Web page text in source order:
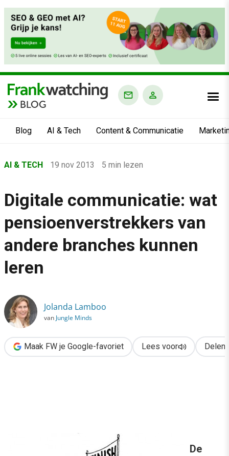
BLOG
Blog AI & Tech Content & Communicatie
›
›
AI & Tech
Digitale communicatie: wat pensioenverstrekkers van andere
AI & TECH 19 nov 2013 5 min lezen
Digitale communicatie: wat
pensioenverstrekkers van
andere branches kunnen
leren
Jolanda Lamboo
van Jungle Minds
Maak FW je Google-favoriet Lees voor Delen
De